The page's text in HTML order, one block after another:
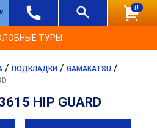
0
ТУРЫ
/ ПОДКЛАДКИ / GAMAKATSU /
HIP GUARD